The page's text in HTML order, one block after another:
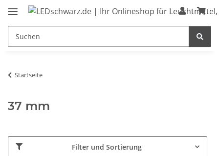
Startseite
37 mm
Filter und Sortierung